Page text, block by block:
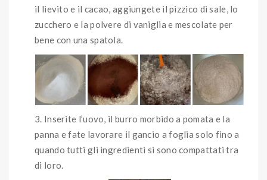
il lievito e il cacao, aggiungete il pizzico di sale, lo
zucchero e la polvere di vaniglia e mescolate per
bene con una spatola.
Inserite l’uovo, il burro morbido a pomata e la
panna e fate lavorare il gancio a foglia solo fino a
quando tutti gli ingredienti si sono compattati tra
di loro.